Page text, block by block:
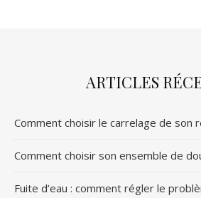
ARTICLES
Comment choisir le carrelage de son
Comment choisir son ensemble de
Fuite d’eau : comment régler le